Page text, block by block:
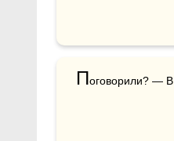
Поговорили? — В